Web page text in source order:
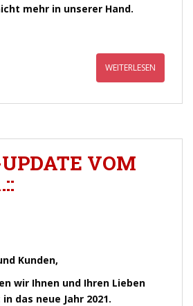
mehr in unserer Hand.
WEITERLESEN
VOM
Kunden,
wir Ihnen und Ihren Lieben
das neue Jahr 2021.